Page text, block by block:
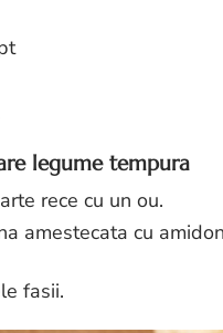
legume tempura
rece cu un ou.
amestecata cu
fasii.